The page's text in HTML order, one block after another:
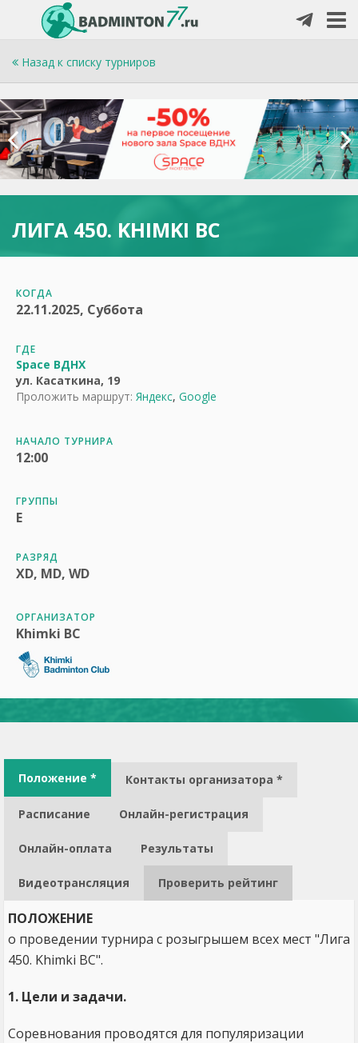
Назад к списку турниров
ЛИГА 450. KHIMKI BC​
КОГДА
22.11.2025, Суббота
ГДЕ
Space ВДНХ
ул. Касаткина, 19
Проложить маршрут: Яндекс, Google
НАЧАЛО ТУРНИРА
12:00
ГРУППЫ
E
РАЗРЯД
XD, MD, WD
ОРГАНИЗАТОР
Khimki BC
Положение * Контакты организатора *
Расписание Онлайн-регистрация
Онлайн-оплата Результаты
Видеотрансляция Проверить рейтинг
ПОЛОЖЕНИЕ
о проведении турнира с розыгрышем всех мест "Лига
450. Khimki BC".
1. Цели и задачи.
Соревнования проводятся для популяризации